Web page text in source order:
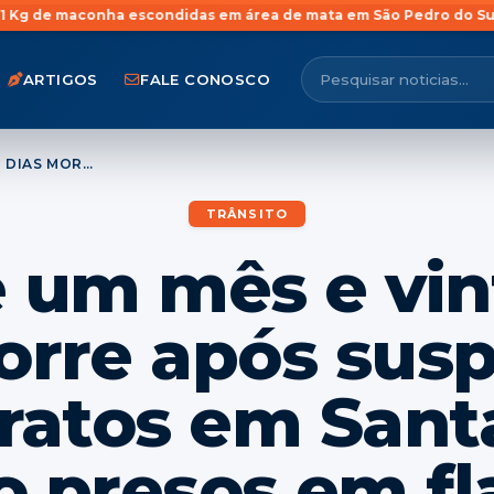
em área de mata em São Pedro do SulJovem com
ARTIGOS FALE CONOSCO
BEBÊ DE UM MÊS E VINTE E OITO DIAS MORRE APÓS SUSPEITA DE MAUS-TRATOS EM SANTA MARIA; PAIS SÃO PRESOS EM FLAGRANTE
TRÂNSITO
um mês e
após
em